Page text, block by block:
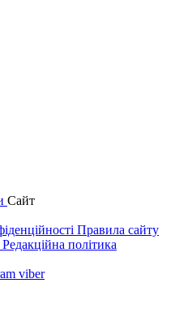
Сайт
Правила сайту
Редакційна політика
viber